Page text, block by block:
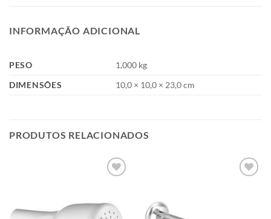
INFORMAÇÃO ADICIONAL
PESO
1,000 kg
DIMENSÕES
10,0 × 10,0 × 23,0 cm
PRODUTOS RELACIONADOS